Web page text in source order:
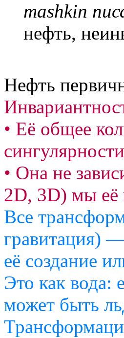
mashkin
нефть,
Нефть
• Её общее
• Она не
2D, 3D) мы её
Все
гравитация) —
её создание
Это как вода:
может быть